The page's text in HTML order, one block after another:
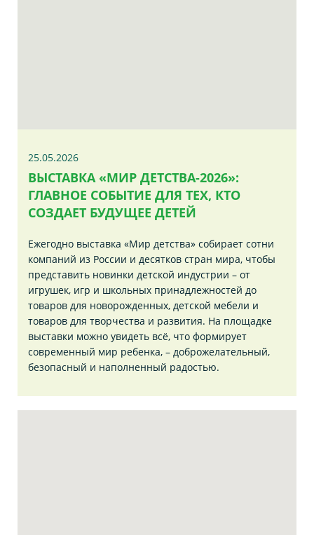
25.05.2026
ВЫСТАВКА «МИР ДЕТСТВА-2026»:
ГЛАВНОЕ СОБЫТИЕ ДЛЯ ТЕХ, КТО
СОЗДАЕТ БУДУЩЕЕ ДЕТЕЙ
Ежегодно выставка «Мир детства» собирает сотни
компаний из России и десятков стран мира, чтобы
представить новинки детской индустрии – от
игрушек, игр и школьных принадлежностей до
товаров для новорожденных, детской мебели и
товаров для творчества и развития. На площадке
выставки можно увидеть всё, что формирует
современный мир ребенка, – доброжелательный,
безопасный и наполненный радостью.